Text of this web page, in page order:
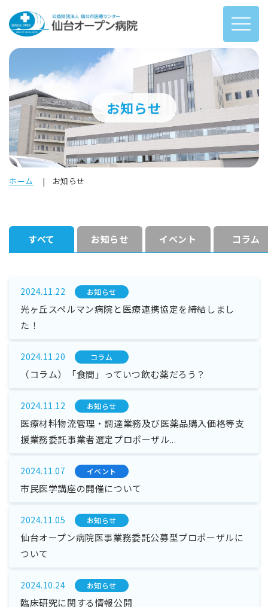
お知らせ
ホーム お知らせ
すべて お知らせ イベント コラム
2024.11.22 お知らせ
光ヶ丘スペルマン病院と医療連携協定を締結しまし
た！
2024.11.20 コラム
（コラム）「食間」っていつ飲む薬だろう？
2024.11.12 お知らせ
医療材料物流管理・調達業務及び医薬品購入価格等支
援業務委託事業者選定プロポーザル...
2024.11.07 イベント
市民医学講座の開催について
2024.11.05 お知らせ
仙台オープン病院医事業務委託公募型プロポーザルに
ついて
2024.10.24 お知らせ
臨床研究に関する情報公開